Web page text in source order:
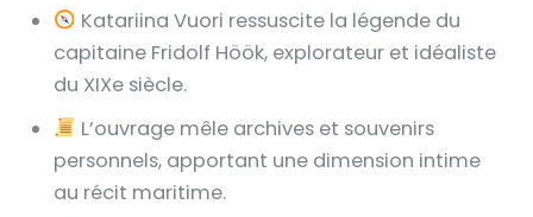
Katariina Vuori ressuscite la légende du
capitaine Fridolf Höök, explorateur et idéaliste
du XIXe siècle.
L’ouvrage mêle archives et souvenirs
personnels, apportant une dimension intime
au récit maritime.